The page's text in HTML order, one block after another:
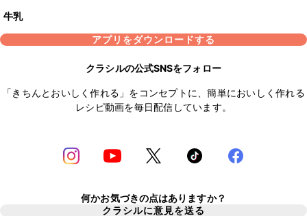
牛乳
アプリをダウンロードする
クラシルの公式SNSをフォロー
「きちんとおいしく作れる」をコンセプトに、簡単においしく作れる
レシピ動画を毎日配信しています。
何かお気づきの点はありますか？
クラシルに意見を送る